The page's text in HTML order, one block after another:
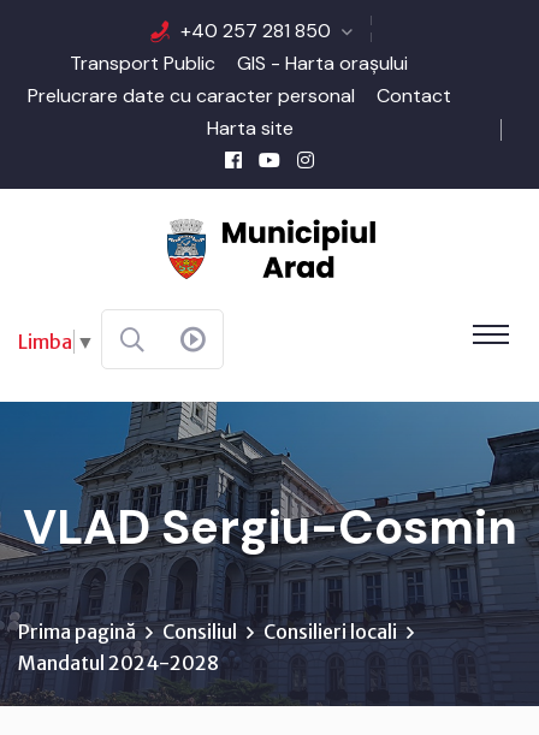
+40 257 281 850
Transport Public
GIS - Harta orașului
Prelucrare date cu caracter personal
Contact
Harta site
Limba ▼
VLAD Sergiu-Cosmin
Prima pagină Consiliul
Consilieri locali
Mandatul 2024-2028